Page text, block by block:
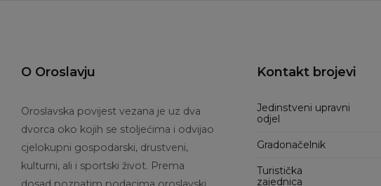
O Oroslavju
Oroslavska povijest vezana je uz dva
dvorca oko kojih se stoljećima i odvijao
cjelokupni gospodarski, drustveni,
kulturni, ali i sportski život. Prema
Kontakt brojevi
Jedinstveni upravni
odjel
Gradonačelnik
Turistička
zajednica